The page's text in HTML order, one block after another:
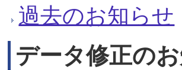
過去のお知らせ
データ修正の